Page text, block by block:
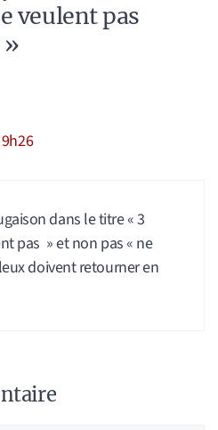
veulent pas
»
dans le titre « 3
pas » et non pas « ne
doivent retourner en